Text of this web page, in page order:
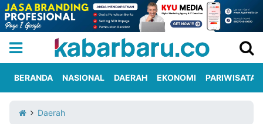
Iklan
Berita
Kami
BERANDA NASIONAL DAERAH EKONOMI PARIWISATA
Daerah